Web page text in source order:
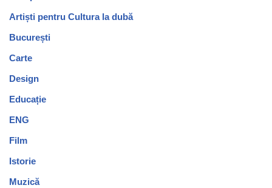
Artiști pentru Cultura la dubă
București
Carte
Design
Educație
ENG
Film
Istorie
Muzică